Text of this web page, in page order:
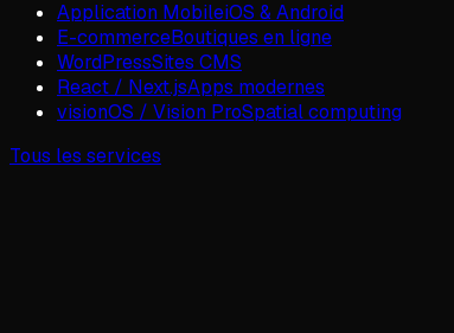
Application MobileiOS & Android
E-commerceBoutiques en ligne
WordPressSites CMS
React / Next.jsApps modernes
visionOS / Vision ProSpatial computing
Tous les services